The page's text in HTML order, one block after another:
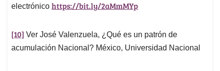
electrónico https://bit.ly/2aMmMYp
[10] Ver José Valenzuela, ¿Qué es un patrón de
acumulación Nacional? México, Universidad Nacional